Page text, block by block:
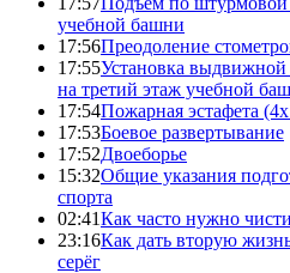
учебной башни
17:56Преодоление
17:55Установка
на третий этаж учебной
17:54Пожарная эстафета
17:53Боевое развертывание
17:52Двоеборье
15:32Общие указания
спорта
02:41Как часто нужно
23:16Как дать вторую
серёг